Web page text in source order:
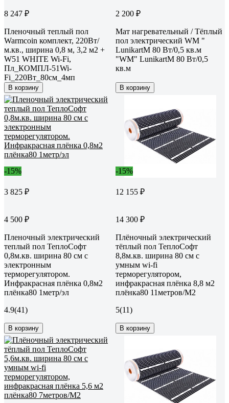
8 247 ₽
Пленочный теплый пол
Warmcoin комплект, 220Вт/
м.кв., ширина 0,8 м, 3,2 м2 +
W51 WHITE Wi-Fi,
Пл_КОМПЛ-51Wi-
Fi_220Вт_80см_4мп
В корзину
2 200 ₽
Мат нагревательный / Тёплый
пол электрический WM "
LunikartM 80 Вт/0,5 кв.м
"WM" LunikartM 80 Вт/0,5
кв.м
В корзину
-15%
3 825 ₽
4 500 ₽
Пленочный электрический
теплый пол ТеплоСофт
0,8м.кв. ширина 80 см с
электронным
терморегулятором.
Инфракрасная плёнка 0,8м2
плёнка80 1метр/эл
4.9(41)
В корзину
-15%
12 155 ₽
14 300 ₽
Плёночный электрический
тёплый пол ТеплоСофт
8,8м.кв. ширина 80 см с
умным wi-fi
терморегулятором,
инфракрасная плёнка 8,8 м2
плёнка80 11метров/М2
5(11)
В корзину